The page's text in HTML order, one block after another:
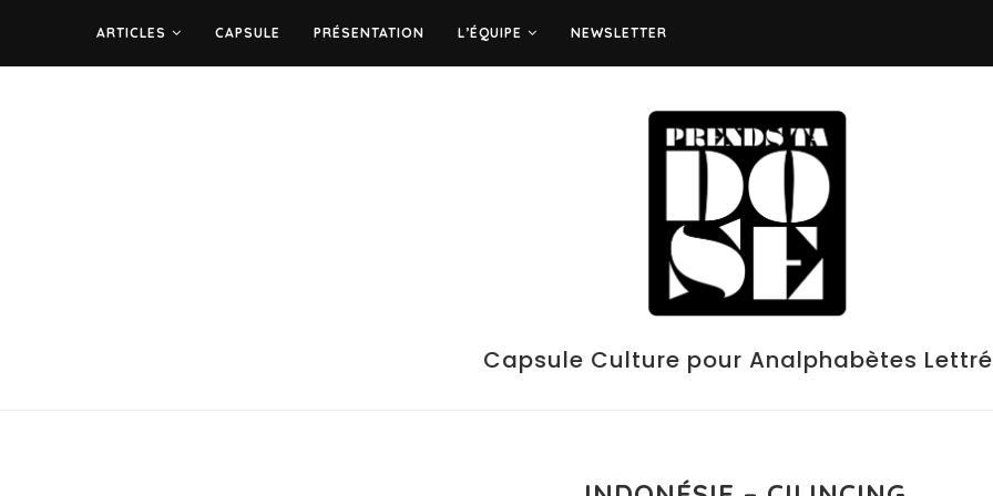
ARTICLES CAPSULE PRÉSENTATION L’ÉQUIPE NEWSLETTER
Capsule Culture pour Analphabètes